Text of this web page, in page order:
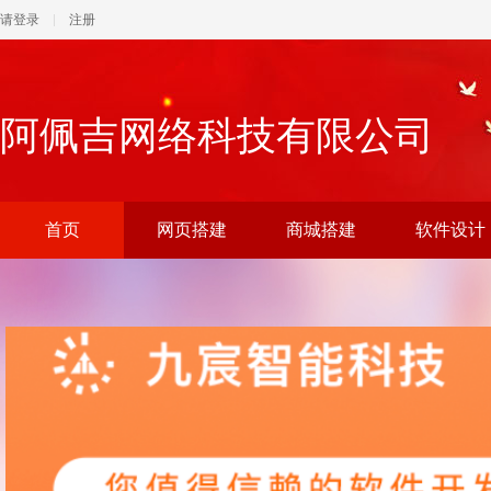
请登录 注册
阿佩吉网络科技有限公司
首页 网页搭建 商城搭建 软件设计